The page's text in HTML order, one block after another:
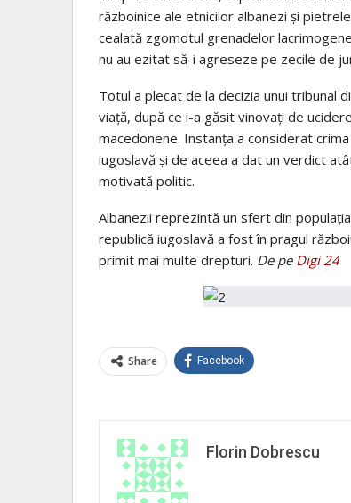
războinice ale etnicilor albanezi şi
cealată zgomotul grenadelor
nu au ezitat să-i agreseze pe zecile de
Totul a plecat de la decizia unui tribunal
viaţă, după ce i-a găsit vinovaţi de
macedonene. Instanţa a considerat
iugoslavă şi de aceea a dat un verdict
motivată politic.
Albanezii reprezintă un sfert din
republică iugoslavă a fost în pragul
primit mai multe drepturi. De pe Digi 24
Share Facebook
Florin Dobrescu